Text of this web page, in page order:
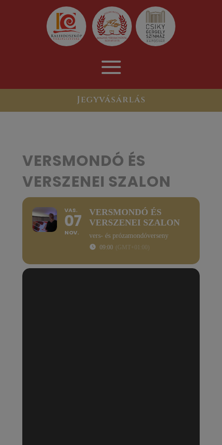
Jegyvásárlás
VERSMONDÓ ÉS
VERSZENEI SZALON
VAS.
07
NOV.
VERSMONDÓ ÉS
VERSZENEI SZALON
vers- és prózamondóverseny
09:00 (GMT+01:00)